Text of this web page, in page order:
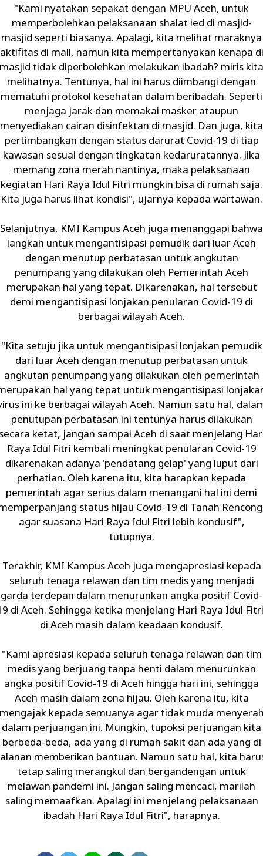
"Kami nyatakan sepakat dengan MPU Aceh, untuk
memperbolehkan pelaksanaan shalat ied di masjid-
masjid seperti biasanya. Apalagi, kita melihat maraknya
aktifitas di mall, namun kita mempertanyakan kenapa di
masjid tidak diperbolehkan melakukan ibadah? miris kita
melihatnya. Tentunya, hal ini harus diimbangi dengan
mematuhi protokol kesehatan dalam beribadah. Seperti
menjaga jarak dan memakai masker ataupun
menyediakan cairan disinfektan di masjid. Dan juga, kita
pertimbangkan dengan status darurat Covid-19 di tiap
kawasan sesuai dengan tingkatan kedaruratannya. Jika
memang zona merah nantinya, maka pelaksanaan
kegiatan Hari Raya Idul Fitri mungkin bisa di rumah saja.
Kita juga harus lihat kondisi", ujarnya kepada wartawan.
Selanjutnya, KMI Kampus Aceh juga menanggapi bahwa
langkah untuk mengantisipasi pemudik dari luar Aceh
dengan menutup perbatasan untuk angkutan
penumpang yang dilakukan oleh Pemerintah Aceh
merupakan hal yang tepat. Dikarenakan, hal tersebut
demi mengantisipasi lonjakan penularan Covid-19 di
berbagai wilayah Aceh.
"Kita setuju jika untuk mengantisipasi lonjakan pemudik
dari luar Aceh dengan menutup perbatasan untuk
angkutan penumpang yang dilakukan oleh pemerintah
hal yang tepat untuk mengantisipasi
ini ke berbagai wilayah Aceh. Namun satu hal,
penutupan perbatasan ini tentunya harus dilakukan
ketat, jangan sampai Aceh di saat menjelang
Raya Idul Fitri kembali meningkat penularan Covid-19
dikarenakan adanya 'pendatang gelap' yang luput dari
perhatian. Oleh karena itu, kita harapkan kepada
pemerintah agar serius dalam menangani hal ini demi
status hijau Covid-19 di Tanah
agar suasana Hari Raya Idul Fitri lebih kondusif",
tutupnya.
Terakhir, KMI Kampus Aceh juga mengapresiasi kepada
seluruh tenaga relawan dan tim medis yang menjadi
garda terdepan dalam menurunkan angka positif Covid-
di Aceh. Sehingga ketika menjelang Hari Raya Idul
di Aceh masih dalam keadaan kondusif.
"Kami apresiasi kepada seluruh tenaga relawan dan tim
medis yang berjuang tanpa henti dalam menurunkan
angka positif Covid-19 di Aceh hingga hari ini, sehingga
Aceh masih dalam zona hijau. Oleh karena itu, kita
kepada semuanya agar tidak muda
dalam perjuangan ini. Mungkin, tupoksi perjuangan kita
berbeda-beda, ada yang di rumah sakit dan ada yang di
memberikan bantuan. Namun satu hal, kita
tetap saling merangkul dan bergandengan untuk
melawan pandemi ini. Jangan saling mencaci, marilah
saling memaafkan. Apalagi ini menjelang pelaksanaan
ibadah Hari Raya Idul Fitri", harapnya.